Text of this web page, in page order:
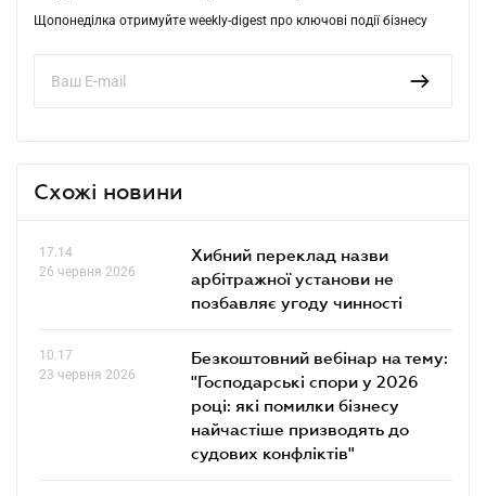
Щопонеділка отримуйте weekly-digest про ключові події бізнесу
Схожі новини
17.14
26 червня 2026
Хибний переклад назви
арбітражної установи не
позбавляє угоду чинності
10.17
23 червня 2026
Безкоштовний вебінар на тему:
"Господарські спори у 2026
році: які помилки бізнесу
найчастіше призводять до
судових конфліктів"